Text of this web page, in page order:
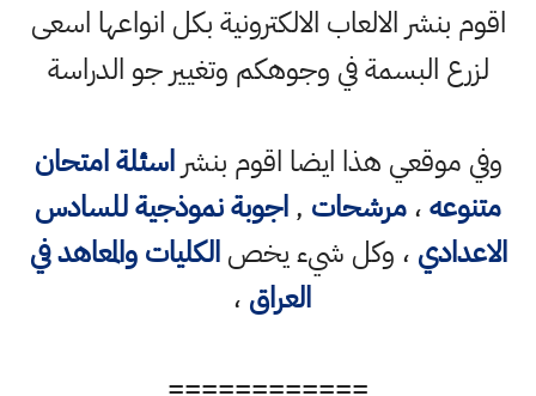
اقوم بنشر الالعاب الالكترونية بكل انواعها اسعى
لزرع البسمة في وجوهكم وتغيير جو الدراسة
وفي موقعي هذا ايضا اقوم بنشراسئلة امتحان
متنوعه،مرشحات ,اجوبة نموذجية للسادس
الاعدادي ، وكل شيء يخصالكليات والمعاهد في
العراق ،